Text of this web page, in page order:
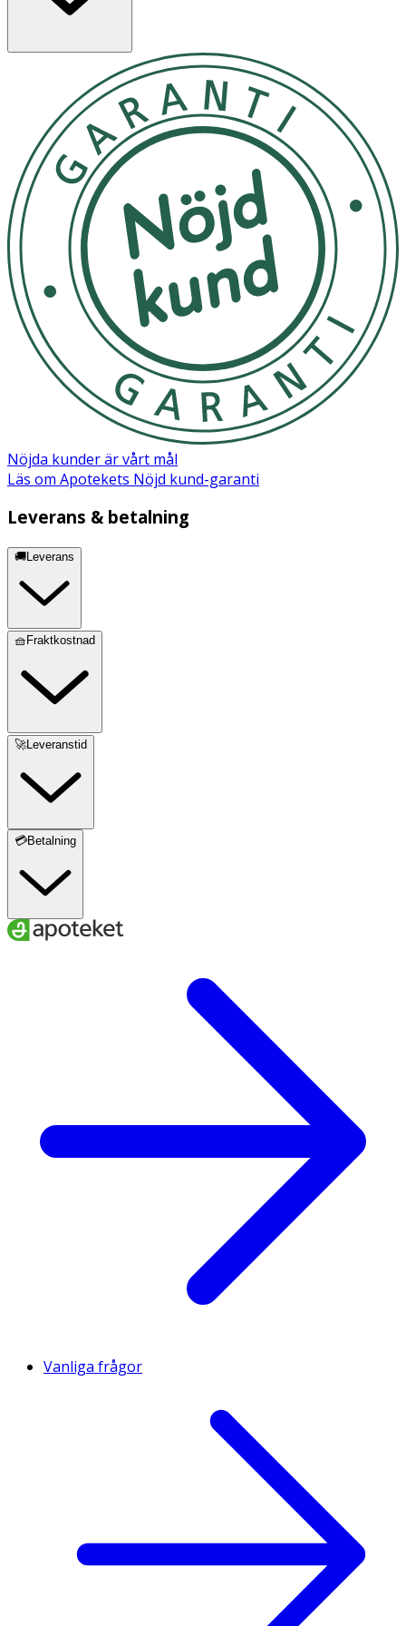
of the northernmost hair cosmetics factories in the
mot skador som orsakas av värmen från stylingverktyg
upp till 210°. Sprayen ger också ett lätt stadga för styling.
Formulan är 100% vegansk och lämplig för alla hårtyper,
och förpackningen är återvinningsbar. MJUUK är ett
Hur du använder: Skaka före användning. Spraya på
handdukstorkat eller torrt hår från cirka 20 cm avstånd
och kamma igenom håret innan styling.
Förvaras i rumstemperatur
OK för gravida och ammande:
Ja
Ingredienser:
Alcohol Denat., Dimethyl Ether,
Octylacrylamide/Acrylates/ Butylaminoethyl Methacrylate
Copolymer, Aminomethyl Propanol, PEG-12 Dimethicone,
Parfum, Alpha-Isomethyl Ionone, Benzyl Salicylate,
Citronellol, Hexyl Cinnamal, Limonene, Linalool
Nöjda kunder är vårt mål
Läs om Apotekets Nöjd kund-garanti
Leverans & betalning
🚚Leverans
🧺Fraktkostnad
🚀Leveranstid
💳Betalning
Vanliga frågor